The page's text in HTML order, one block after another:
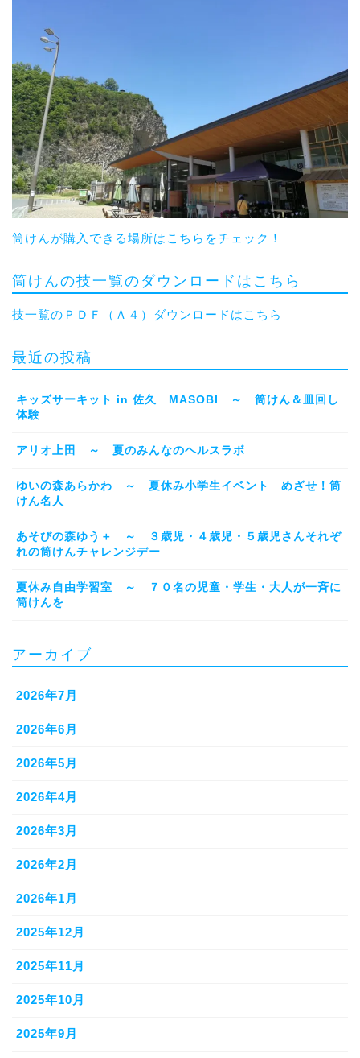
筒けんが購入できる場所はこちらをチェック！
筒けんの技一覧のダウンロードはこちら
技一覧のＰＤＦ（Ａ４）ダウンロードはこちら
最近の投稿
キッズサーキット in 佐久 MASOBI ～ 筒けん＆皿回し
体験
アリオ上田 ～ 夏のみんなのヘルスラボ
ゆいの森あらかわ ～ 夏休み小学生イベント めざせ！筒
けん名人
あそびの森ゆう＋ ～ ３歳児・４歳児・５歳児さんそれぞ
れの筒けんチャレンジデー
夏休み自由学習室 ～ ７０名の児童・学生・大人が一斉に
筒けんを
アーカイブ
2026年7月
2026年6月
2026年5月
2026年4月
2026年3月
2026年2月
2026年1月
2025年12月
2025年11月
2025年10月
2025年9月